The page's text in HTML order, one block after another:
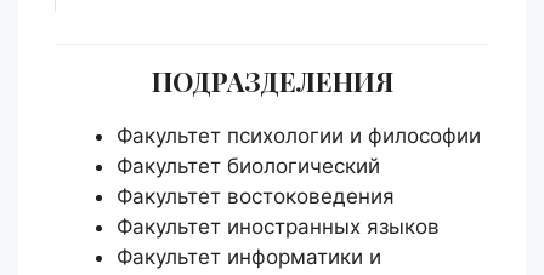
ПОДРАЗДЕЛЕНИЯ
Факультет психологии и философии
Факультет биологический
Факультет востоковедения
Факультет иностранных языков
Факультет информатики и